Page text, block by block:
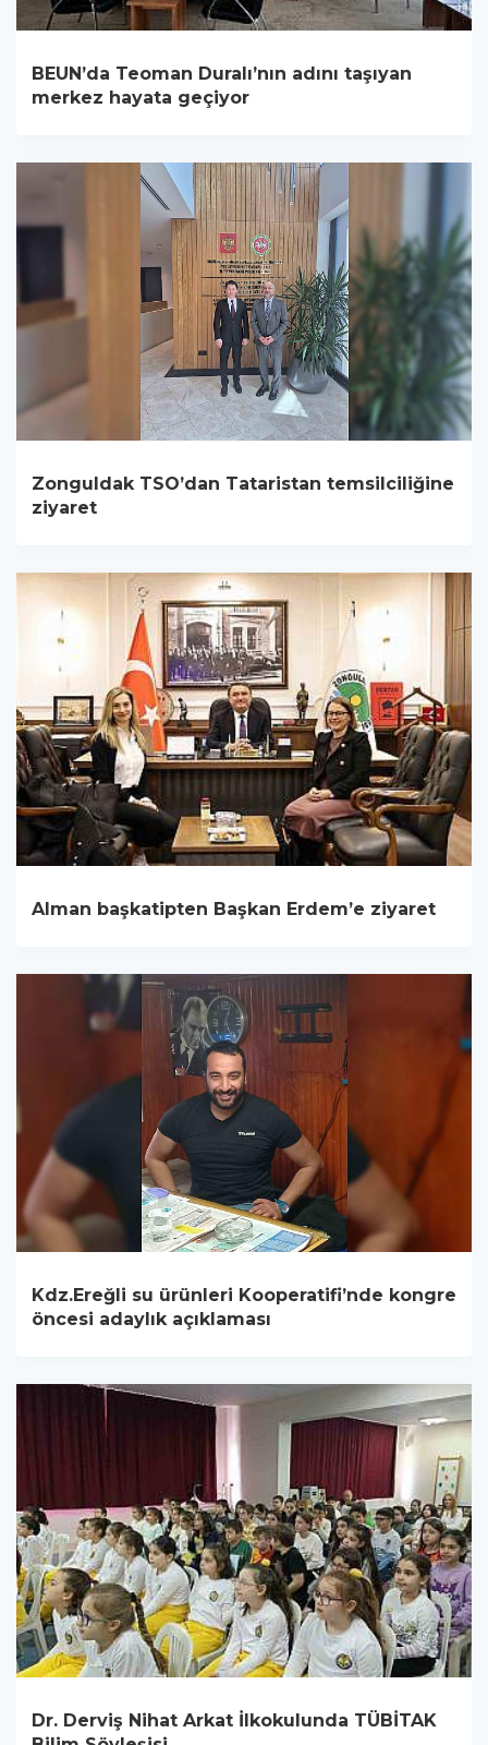
BEUN’da Teoman Duralı’nın adını taşıyan
merkez hayata geçiyor
Zonguldak TSO’dan Tataristan temsilciliğine
ziyaret
Alman başkatipten Başkan Erdem’e ziyaret
Kdz.Ereğli su ürünleri Kooperatifi’nde kongre
öncesi adaylık açıklaması
Dr. Derviş Nihat Arkat İlkokulunda TÜBİTAK